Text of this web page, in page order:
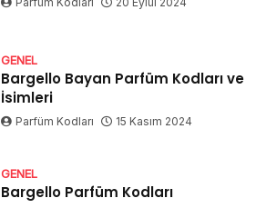
GENEL
Bargello Bayan Parfüm Kodları ve
İsimleri
Parfüm Kodları 15 Kasım 2024
GENEL
Bargello Parfüm Kodları